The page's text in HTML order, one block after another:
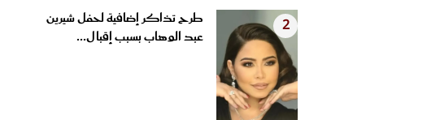
2
طرح تذاكر إضافية لحفل شيرين
عبد الوهاب بسبب إقبال...